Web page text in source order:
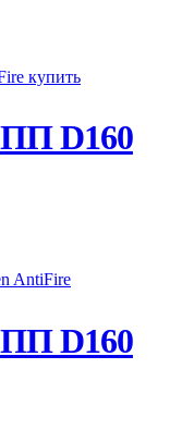
D160
D160